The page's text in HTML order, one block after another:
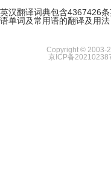
英汉翻译词典包含4367426
语单词及常用语的翻译及用
Copyright © 2003-
京ICP备